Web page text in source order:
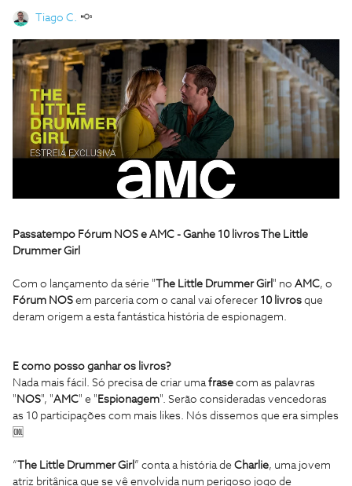
Tiago C.
Passatempo Fórum NOS e AMC - Ganhe 10 livros The Little
Drummer Girl
Com o lançamento da série " The Little Drummer Girl " no AMC, o
Fórum NOS em parceria com o canal vai oferecer 10 livros que
deram origem a esta fantástica história de espionagem.
E como posso ganhar os livros?
Nada mais fácil. Só precisa de criar umafrase com as palavras
" NOS", "AMC" e " Espionagem". Serão consideradas vencedoras
as 10 participações com mais likes. Nós dissemos que era simples
🆒
“ The Little Drummer Girl ” conta a história de Charlie, uma jovem
atriz britânica que se vê envolvida num perigoso jogo de